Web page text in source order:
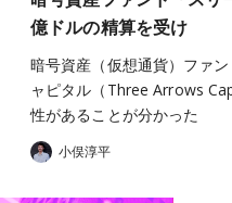
億ドルの精算を受け
暗号資産（仮想通貨）ファ
ャピタル（Three Arrows
性があることが分かった
小俣淳平